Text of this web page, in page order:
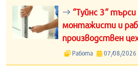
“Туйнс 3“ търси
монтажисти и
производствен
Работа 07/08/2026